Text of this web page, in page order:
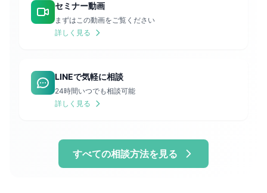
セミナー動画
まずはこの動画をご覧ください
詳しく見る
LINEで気軽に相談
24時間いつでも相談可能
詳しく見る
すべての相談方法を見る